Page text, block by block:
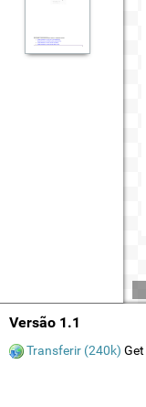
Versão 1.1
Transferir (240k) Get